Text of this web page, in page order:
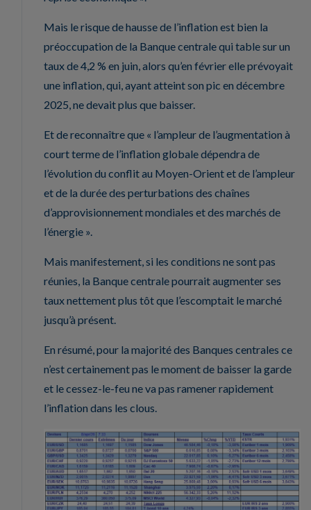
Mais le risque de hausse de l’inflation est bien la
préoccupation de la Banque centrale qui table sur un
taux de 4,2 % en juin, alors qu’en février elle prévoyait
une inflation, qui, ayant atteint son pic en décembre
2025, ne devait plus que baisser.
Et de reconnaître que « l’ampleur de l’augmentation à
court terme de l’inflation globale dépendra de
l’évolution du conflit au Moyen-Orient et de l’ampleur
et de la durée des perturbations des chaînes
d’approvisionnement mondiales et des marchés de
l’énergie ».
Mais manifestement, si les conditions ne sont pas
réunies, la Banque centrale pourrait augmenter ses
taux nettement plus tôt que l’escomptait le marché
jusqu’à présent.
En résumé, pour la majorité des Banques centrales ce
n’est certainement pas le moment de baisser la garde
et le cessez-le-feu ne va pas ramener rapidement
l’inflation dans les clous.